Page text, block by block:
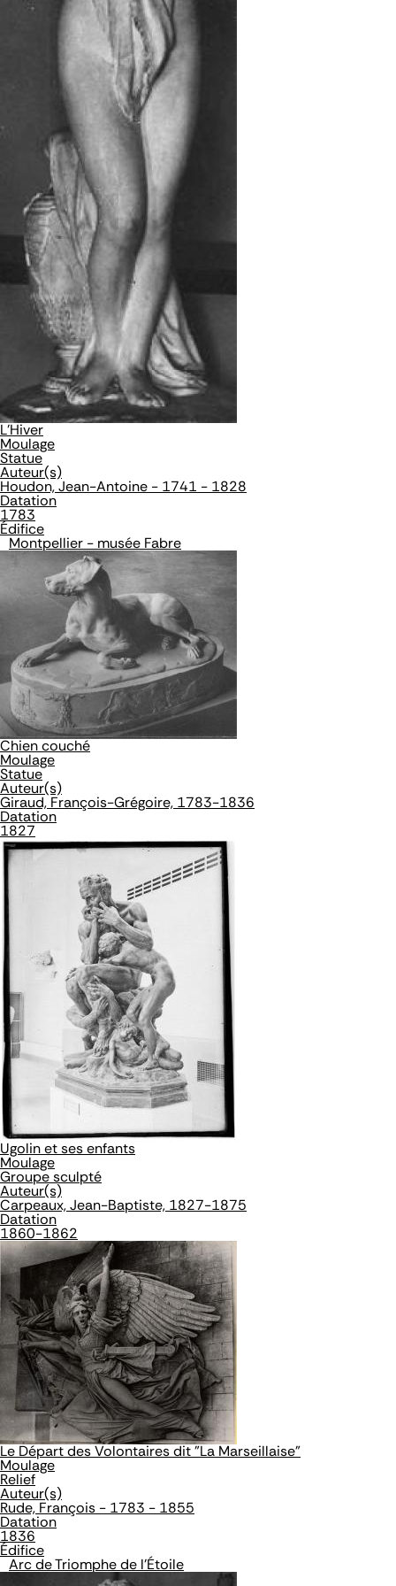
L'Hiver
Moulage
Statue
Auteur(s)
Houdon, Jean-Antoine - 1741 - 1828
Datation
1783
Édifice
Montpellier - musée Fabre
Chien couché
Moulage
Statue
Auteur(s)
Giraud, François-Grégoire, 1783-1836
Datation
1827
Ugolin et ses enfants
Moulage
Groupe sculpté
Auteur(s)
Carpeaux, Jean-Baptiste, 1827-1875
Datation
1860-1862
Le Départ des Volontaires dit "La Marseillaise"
Moulage
Relief
Auteur(s)
Rude, François - 1783 - 1855
Datation
1836
Édifice
Arc de Triomphe de l'Étoile